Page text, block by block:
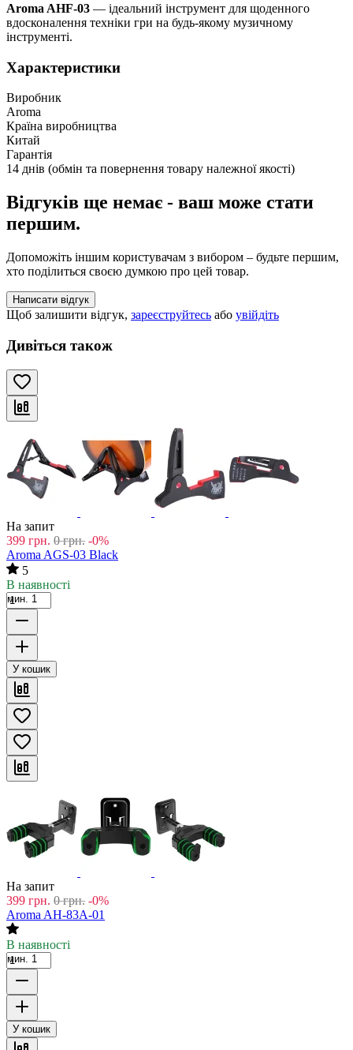
Aroma AHF-03 — ідеальний інструмент для щоденного
вдосконалення техніки гри на будь-якому музичному
інструменті.
Характеристики
Виробник
Aroma
Країна виробництва
Китай
Гарантія
14 днів (обмін та повернення товару належної якості)
Відгуків ще немає - ваш може стати
першим.
Допоможіть іншим користувачам з вибором – будьте першим,
хто поділиться своєю думкою про цей товар.
Написати відгук
Щоб залишити відгук, зареєструйтесь або увійдіть
Дивіться також
На запит
399 грн. 0 грн. -0%
Aroma AGS-03 Black
5
В наявності
мин. 1
У кошик
На запит
399 грн. 0 грн. -0%
Aroma AH-83A-01
В наявності
мин. 1
У кошик